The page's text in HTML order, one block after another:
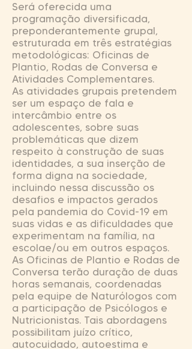
Será oferecida uma
programação diversificada,
preponderantemente grupal,
estruturada em três estratégias
metodológicas: Oficinas de
Plantio, Rodas de Conversa e
Atividades Complementares.
As atividades grupais pretendem
ser um espaço de fala e
intercâmbio entre os
adolescentes, sobre suas
problemáticas que dizem
respeito à construção de suas
identidades, a sua inserção de
forma digna na sociedade,
incluindo nessa discussão os
desafios e impactos gerados
pela pandemia do Covid-19 em
suas vidas e as dificuldades que
experimentam na família, na
escolae/ou em outros espaços.
As Oficinas de Plantio e Rodas de
Conversa terão duração de duas
horas semanais, coordenadas
pela equipe de Naturólogos com
a participação de Psicólogos e
Nutricionistas. Tais abordagens
possibilitam juízo crítico,
autocuidado, autoestima e